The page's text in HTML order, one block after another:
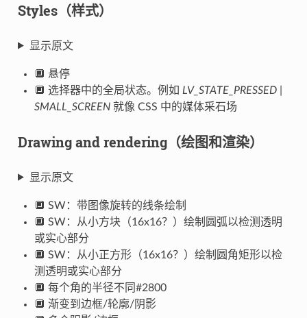
Styles（样式）
显示原文
🔲 悬停
🔲 选择器中的全局状态。例如 LV_STATE_PRESSED |
SMALL_SCREEN就像 CSS 中的媒体采石场
Drawing and rendering（绘图和渲染）
显示原文
🔲 SW：带图像旋转的线条绘制
🔲 SW：从小方块（16x16？）绘制圆弧以检测透明
或实心部分
🔲 SW：从小正方形（16x16？）绘制圆角矩形以检
测透明或实心部分
🔲 每个角的半径不同#2800
🔲 渐变到边框/轮廓/阴影